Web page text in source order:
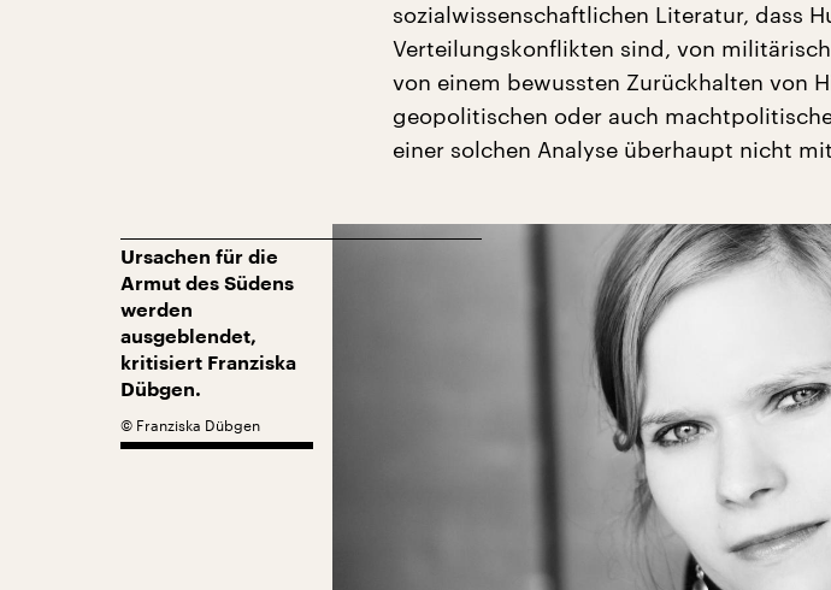
sozialwissenschaftlichen Literatur, dass
Verteilungskonflikten sind, von
von einem bewussten Zurückhalten von
geopolitischen oder auch
einer solchen Analyse überhaupt nicht
Ursachen für die
Armut des Südens
werden
ausgeblendet,
kritisiert Franziska
Dübgen.
© Franziska Dübgen